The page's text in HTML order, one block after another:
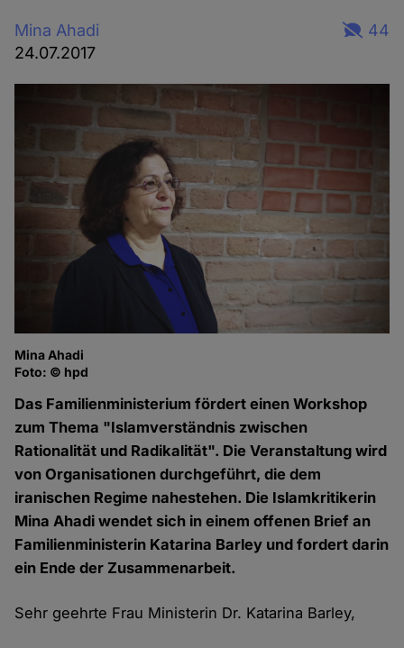
Mina Ahadi
24.07.2017
44
Mina Ahadi
Foto: © hpd
Das Familienministerium fördert einen Workshop
zum Thema "Islamverständnis zwischen
Rationalität und Radikalität". Die Veranstaltung wird
von Organisationen durchgeführt, die dem
iranischen Regime nahestehen. Die Islamkritikerin
Mina Ahadi wendet sich in einem offenen Brief an
Familienministerin Katarina Barley und fordert darin
ein Ende der Zusammenarbeit.
Sehr geehrte Frau Ministerin Dr. Katarina Barley,